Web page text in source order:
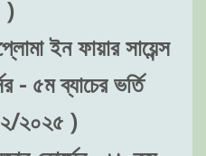
)
ইন ফায়ার সায়েন্স
- ৫ম ব্যাচের ভর্তি
২০২৫ )